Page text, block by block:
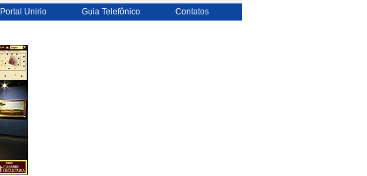
Portal Unirio Guia Telefônico Contatos